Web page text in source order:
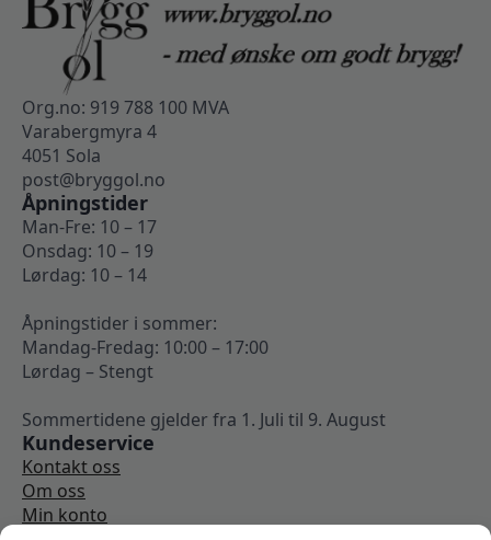
Org.no: 919 788 100 MVA
Varabergmyra 4
4051 Sola
post@bryggol.no
Åpningstider
Man-Fre: 10 – 17
Onsdag: 10 – 19
Lørdag: 10 – 14
Åpningstider i sommer:
Mandag-Fredag: 10:00 – 17:00
Lørdag – Stengt
Sommertidene gjelder fra 1. Juli til 9. August
Kundeservice
Kontakt oss
Om oss
Min konto